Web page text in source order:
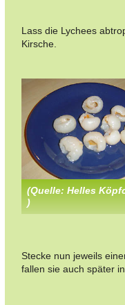
Lass die Lychees
Kirsche.
(Quelle: Helles
)
Stecke nun jeweils
fallen sie auch später